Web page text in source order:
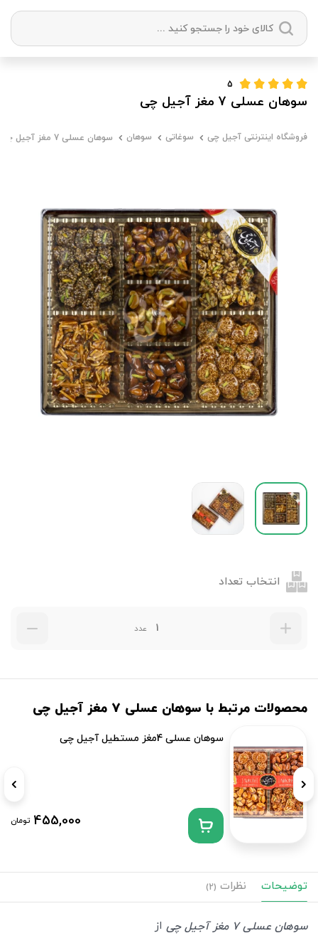
دسته بندی ها
آجیل میوه خشک زعفران
فروشگاه اینترنتی آجیل چی سوغاتی سوهان سوهان عسلی 7 مغز آجیل چی
5
سوهان عسلی 7 مغز آجیل چی
انتخاب تعداد
عدد
محصولات مرتبط با سوهان عسلی 7 مغز آجیل چی
سوهان عسلی 4مغز مستطیل آجیل چی
455,000 تومان
توضیحات نظرات (2)
سوهان عسلی 7 مغز آجیل چی
از